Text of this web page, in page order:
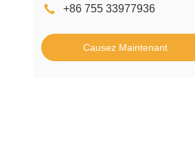
+86 755 33977936
Causez Maintenant